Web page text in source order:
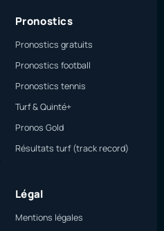
Pronostics
Pronostics gratuits
Pronostics football
Pronostics tennis
Turf & Quinté+
Pronos Gold
Résultats turf (track record)
Légal
Mentions légales